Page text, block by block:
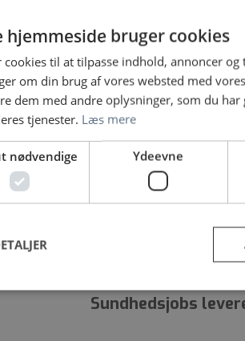
ARBEJDSSTED
desværre ingen jobopslag, prøv at
2
Sundhedsjobs
hjemmeside bruger cookies
cookies til at tilpasse indhold, annoncer
om din brug af vores websted med
dem med andre oplysninger, som du
tjenester. Læs mere
nødvendige Ydeevne